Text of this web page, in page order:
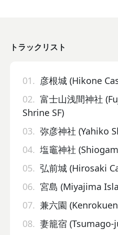
トラックリスト
01. 彦根城 (Hikone
02. 富士山浅間神社
Shrine SF)
03. 弥彦神社 (Yahiko
04. 塩竈神社
05. 弘前城 (Hirosaki
06. 宮島 (Miyajima
07. 兼六園
08. 妻籠宿 (Tsumago-